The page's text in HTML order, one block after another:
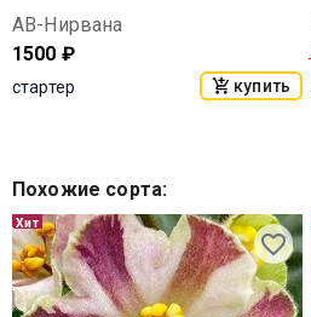
АВ-Нирвана
1500 ₽
стартер купить
Похожие сорта:
Хит